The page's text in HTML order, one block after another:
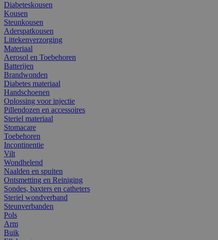
Diabeteskousen
Kousen
Steunkousen
Aderspatkousen
Littekenverzorging
Materiaal
Aerosol en Toebehoren
Batterijen
Brandwonden
Diabetes materiaal
Handschoenen
Oplossing voor injectie
Pillendozen en accessoires
Steriel materiaal
Stomacare
Toebehoren
Incontinentie
Vilt
Wondhelend
Naalden en spuiten
Ontsmetting en Reiniging
Sondes, baxters en catheters
Steriel wondverband
Steunverbanden
Pols
Arm
Buik